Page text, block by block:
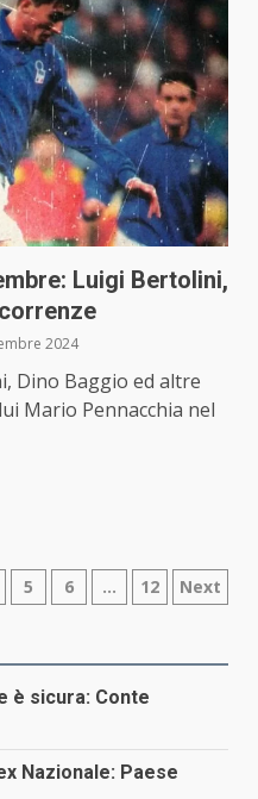
Luigi Bertolini,
2024
Dino Baggio ed altre
Mario Pennacchia nel
5 6 … 12 Next
è sicura: Conte
Nazionale: Paese